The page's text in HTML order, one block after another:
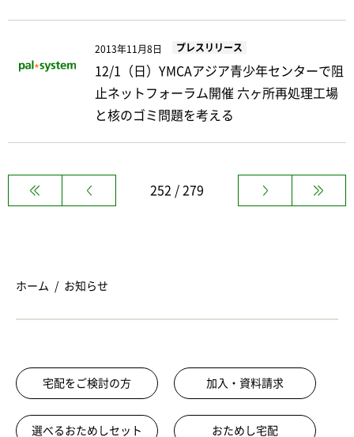
2013年11月8日 プレスリリース
12/1（日）YMCAアジア青少年センターで阻
止ネットフォーラム開催 六ヶ所再処理工場
と核のゴミ問題を考える
252 / 279
ホーム お知らせ
宅配をご検討の方 加入・資料請求
選べるおためしセット おためし宅配